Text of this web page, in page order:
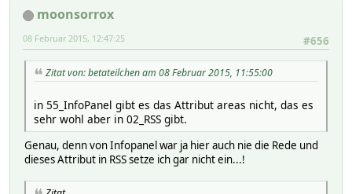
moonsorrox
#656
08 Februar 2015, 12:47:25
Zitat von: betateilchen am 08 Februar 2015, 11:55:00
in 55_InfoPanel gibt es das Attribut areas nicht, das es
sehr wohl aber in 02_RSS gibt.
Genau, denn von Infopanel war ja hier auch nie die Rede und
dieses Attribut in RSS setze ich gar nicht ein...!